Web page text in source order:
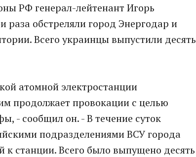
РФ генерал-лейтенант Игорь
раза обстреляли город Энергодар и
Всего украинцы выпустили десять
атомной электростанции
продолжает провокации с целью
- сообщил он. - В течение суток
подразделениями ВСУ города
станции. Всего было выпущено десять